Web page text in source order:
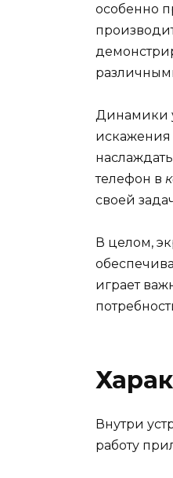
особенно
Динамики
искажения
телефон в
своей
В целом,
играет
Внутри
работу